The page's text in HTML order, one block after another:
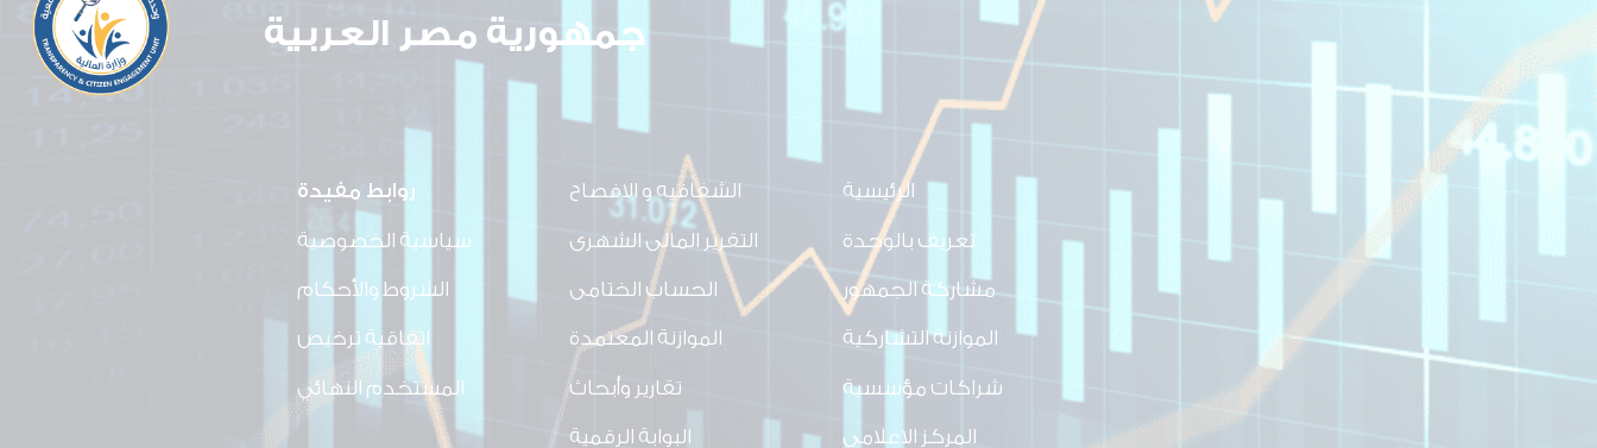
جمهورية مصر العربية
روابط مفيدة
سياسية الخصوصية
الشروط والأحكام
اتفاقية ترخيص
المستخدم النهائي
الشفافيه و الافصاح
التقرير المالى الشهرى
الحساب الختامى
الموازنة المعتمدة
تقارير وأبحاث
البوابة الرقمية
الرئيسية
تعريف بالوحدة
مشاركة الجمهور
الموازنة التشاركية
شراكات مؤسسية
المركز الاعلامي